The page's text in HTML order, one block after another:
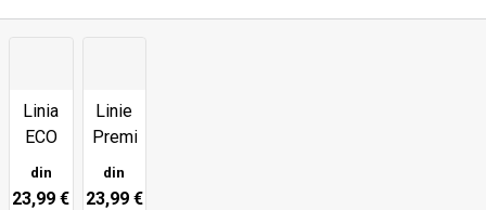
Linia
ECO
din
23,99 €
Linie
Premium
din
23,99 €